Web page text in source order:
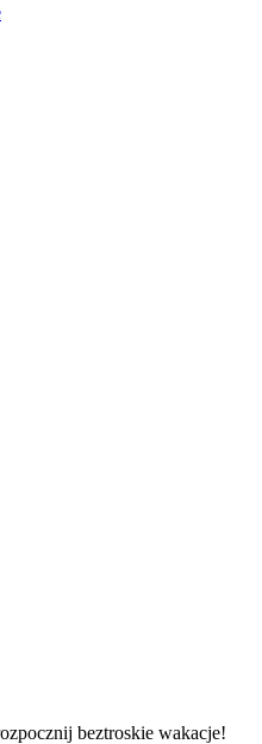
beztroskie wakacje!